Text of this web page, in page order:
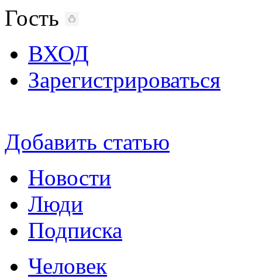
Гость
ВХОД
Зарегистрироваться
Добавить статью
Новости
Люди
Подписка
Человек